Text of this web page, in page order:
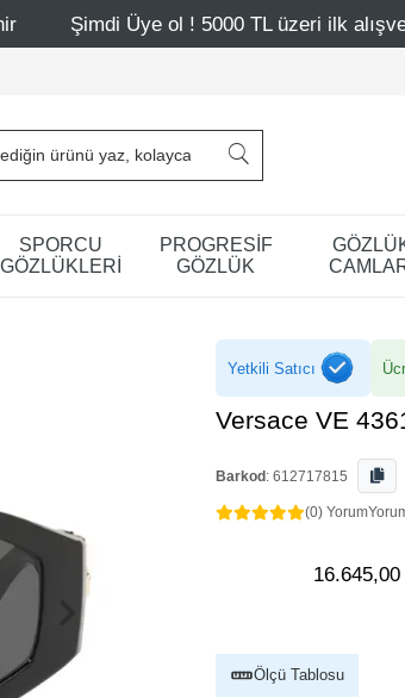
ol ! 5000 TL üzeri ilk alışverişinde 500
SPORCU
GÖZLÜKLERİ
PROGRESİF
GÖZLÜK
Yetkili Satıcı
Versace VE
Barkod : 612717815
(0) Yorum
16.645,00
Ölçü Tablosu